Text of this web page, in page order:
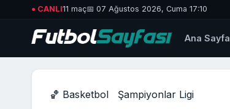
● CANLI11 maç📅 07 Ağustos 2026, Cuma 17:10
Ana Sayfa
🏀 Basketbol Şampiyonlar Ligi